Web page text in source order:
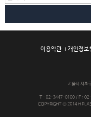
이용약관 개인정보
서울시 서초
T : 02-3447-0100 / F :
COPYRIGHT © 2014 H